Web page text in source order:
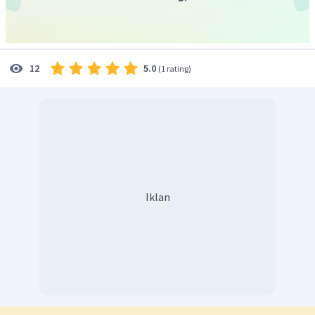
mayoritas dilakukan melalui siaran radio. Namun, juga
spanduk.
12 5.0 (1 rating)
Iklan